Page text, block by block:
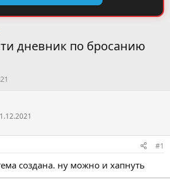
дневник по бросанию
#1
создана. ну можно и хапнуть